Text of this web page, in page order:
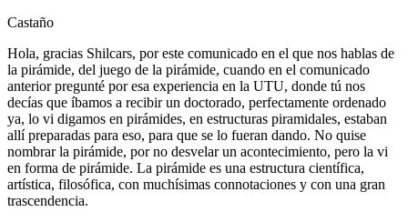
Castaño
Hola, gracias Shilcars, por este comunicado en el que nos hablas de
la pirámide, del juego de la pirámide, cuando en el comunicado
anterior pregunté por esa experiencia en la UTU, donde tú nos
decías que íbamos a recibir un doctorado, perfectamente ordenado
ya, lo vi digamos en pirámides, en estructuras piramidales, estaban
allí preparadas para eso, para que se lo fueran dando. No quise
nombrar la pirámide, por no desvelar un acontecimiento, pero la vi
en forma de pirámide. La pirámide es una estructura científica,
artística, filosófica, con muchísimas connotaciones y con una gran
trascendencia.